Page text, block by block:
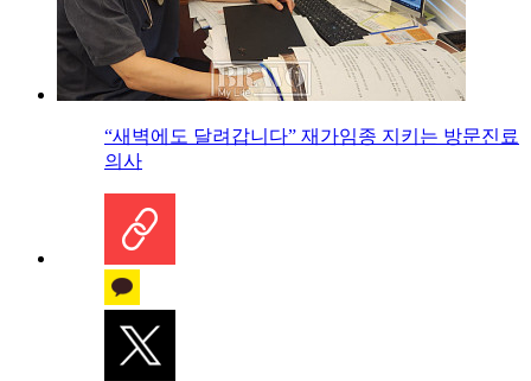
“새벽에도 달려갑니다” 재가임종 지키는 방문진료
의사